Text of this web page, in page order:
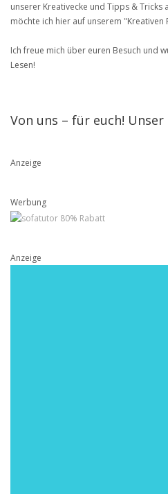
unserer Kreativecke und Tipps & Tricks
möchte ich hier auf unserem
Ich freue mich über euren Besuch und
Lesen!
Von uns – für euch!
Anzeige
Werbung
Anzeige